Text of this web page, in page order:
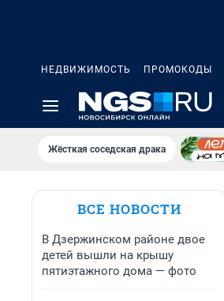
НЕДВИЖИМОСТЬ ПРОМОКОДЫ
Жёсткая соседская драка
ВСЕ НОВОСТИ
В Дзержинском районе двое
детей вышли на крышу
пятиэтажного дома — фото